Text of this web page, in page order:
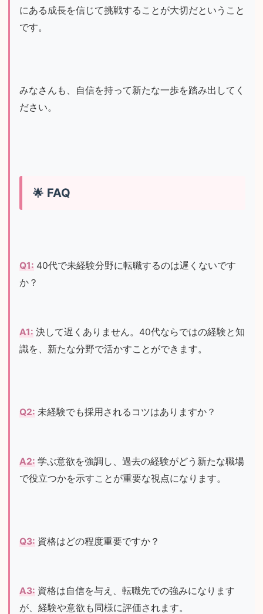
にある成長を信じて挑戦することが大切だということ
です。
みなさんも、自信を持って新たな一歩を踏み出してく
ださい。
FAQ
Q1: 40代で未経験分野に転職するのは遅くないです
か？
A1: 決して遅くありません。40代ならではの経験と知
識を、新たな分野で活かすことができます。
Q2: 未経験でも採用されるコツはありますか？
A2: 学ぶ意欲を強調し、過去の経験がどう新たな職場
で役立つかを示すことが重要な視点になります。
Q3: 資格はどの程度重要ですか？
A3: 資格は自信を与え、転職先での強みになります
が、経験や意欲も同様に評価されます。